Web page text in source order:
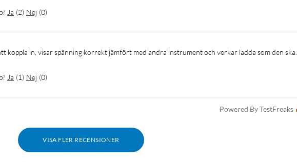
Ja (2) Nej (0)
koppla in, visar spänning korrekt jämfört med andra instrument och verkar ladda som den ska.
Ja (1) Nej (0)
Powered By TestFreaks
VISA FLER RECENSIONER